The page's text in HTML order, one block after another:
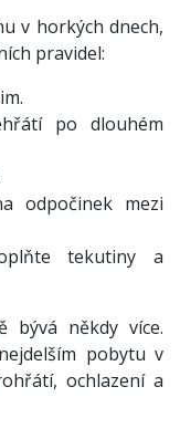
v horkých dnech,
pravidel:
po dlouhém
odpočinek mezi
tekutiny a
bývá někdy více.
pobytu v
ochlazení a